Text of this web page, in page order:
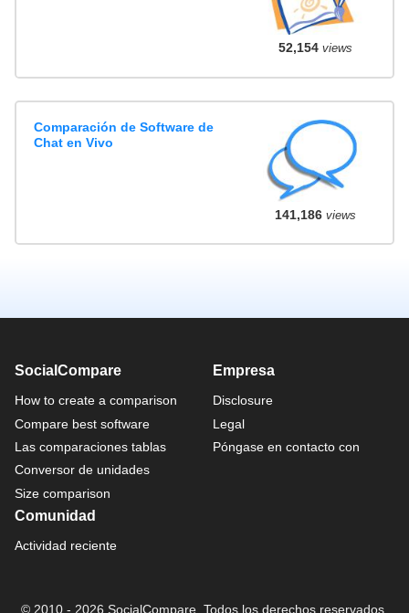
52,154views
Comparación de Software de
Chat en Vivo
141,186views
SocialCompare
How to create a comparison
Compare best software
Las comparaciones tablas
Conversor de unidades
Size comparison
Empresa
Disclosure
Legal
Póngase en contacto con
Comunidad
Actividad reciente
© 2010 - 2026 SocialCompare. Todos los derechos reservados.